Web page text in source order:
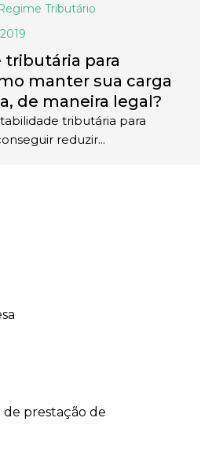
Regime Tributário
para
manter sua carga
de maneira legal?
tributária para
reduzir...
prestação de